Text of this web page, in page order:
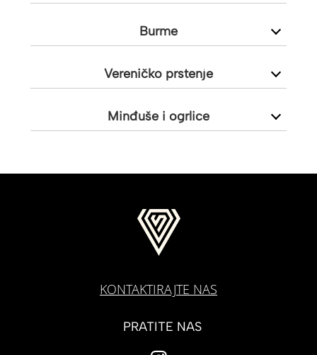
Burme
Vereničko prstenje
Minđuše i ogrlice
KONTAKTIRAJTE NAS
PRATITE NAS